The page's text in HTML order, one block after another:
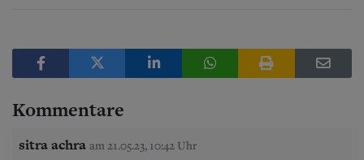
Kommentare
sitra achra am 21.05.23, 10:42 Uhr